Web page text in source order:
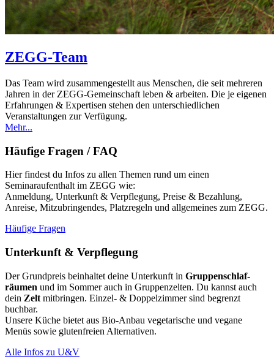
ZEGG-Team
Das Team wird zusammengestellt aus Menschen, die seit mehreren
Jahren in der ZEGG-Gemeinschaft leben & arbeiten. Die je eigenen
Erfahrungen & Expertisen stehen den unterschiedlichen
Veranstaltungen zur Verfügung.
Mehr...
Häufige Fragen / FAQ
Hier findest du Infos zu allen Themen rund um einen
Seminaraufenthalt im ZEGG wie:
Anmeldung, Unterkunft & Verpflegung, Preise & Bezahlung,
Anreise, Mitzubringendes, Platzregeln und allgemeines zum ZEGG.
Häufige Fragen
Unterkunft & Verpflegung
Der Grundpreis beinhaltet deine Unterkunft in Grup­pen­schlaf­
räumen und im Sommer auch in Gruppenzelten. Du kannst auch
dein Zelt mitbringen. Einzel- & Doppelzimmer sind begrenzt
buchbar.
Unsere Küche bietet aus Bio-Anbau vegetarische und vegane
Menüs sowie glutenfreien Alternativen.
Alle Infos zu U&V